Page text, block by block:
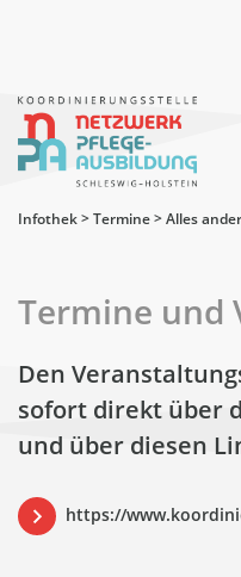
Infothek>Termine>Alles
Termine und
Den
sofort direkt über
und über diesen
https://